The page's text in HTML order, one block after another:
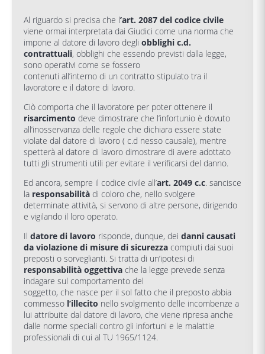
Al riguardo si precisa che l’art. 2087 del codice civile
viene ormai interpretata dai Giudici come una norma che
impone al datore di lavoro degli obblighi c.d.
contrattuali, obblighi che essendo previsti dalla legge,
sono operativi come se fossero
contenuti all’interno di un contratto stipulato tra il
lavoratore e il datore di lavoro.
Ciò comporta che il lavoratore per poter ottenere il
risarcimento deve dimostrare che l’infortunio è dovuto
all’inosservanza delle regole che dichiara essere state
violate dal datore di lavoro ( c.d nesso causale), mentre
spetterà al datore di lavoro dimostrare di avere adottato
tutti gli strumenti utili per evitare il verificarsi del danno.
Ed ancora, sempre il codice civile all’art. 2049 c.c. sancisce
la responsabilità di coloro che, nello svolgere
determinate attività, si servono di altre persone, dirigendo
e vigilando il loro operato.
Il datore di lavoro risponde, dunque, dei danni causati
da violazione di misure di sicurezza compiuti dai suoi
preposti o sorveglianti. Si tratta di un’ipotesi di
responsabilità oggettiva che la legge prevede senza
indagare sul comportamento del
soggetto, che nasce per il sol fatto che il preposto abbia
commesso l’illecito nello svolgimento delle incombenze a
lui attribuite dal datore di lavoro, che viene ripresa anche
dalle norme speciali contro gli infortuni e le malattie
professionali di cui al TU 1965/1124.